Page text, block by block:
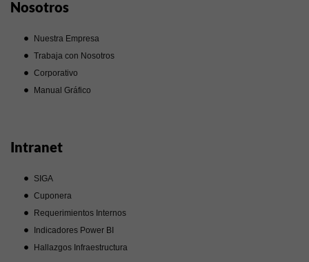
Nosotros
Nuestra Empresa
Trabaja con Nosotros
Corporativo
Manual Gráfico
Intranet
SIGA
Cuponera
Requerimientos Internos
Indicadores Power BI
Hallazgos Infraestructura